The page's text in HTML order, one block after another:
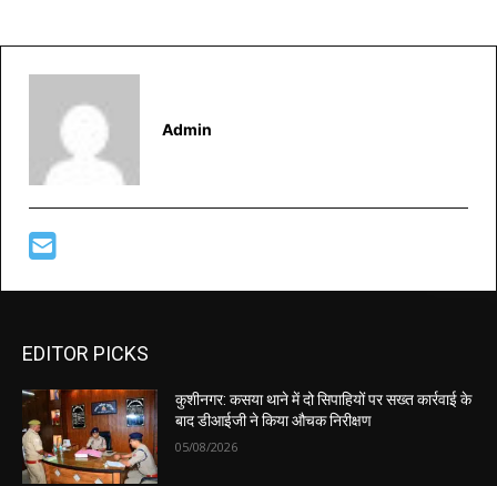
Admin
EDITOR PICKS
कुशीनगर: कसया थाने में दो सिपाहियों पर सख्त कार्रवाई के
बाद डीआईजी ने किया औचक निरीक्षण
05/08/2026